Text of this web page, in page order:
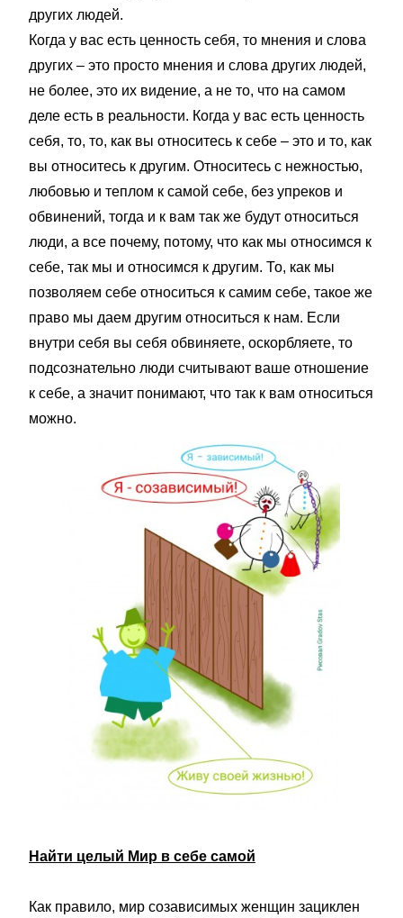
других людей.
Когда у вас есть ценность себя, то мнения и слова
других – это просто мнения и слова других людей,
не более, это их видение, а не то, что на самом
деле есть в реальности. Когда у вас есть ценность
себя, то, то, как вы относитесь к себе – это и то, как
вы относитесь к другим. Относитесь с нежностью,
любовью и теплом к самой себе, без упреков и
обвинений, тогда и к вам так же будут относиться
люди, а все почему, потому, что как мы относимся к
себе, так мы и относимся к другим. То, как мы
позволяем себе относиться к самим себе, такое же
право мы даем другим относиться к нам. Если
внутри себя вы себя обвиняете, оскорбляете, то
подсознательно люди считывают ваше отношение
к себе, а значит понимают, что так к вам относиться
можно.
Найти целый Мир в себе самой
Как правило, мир созависимых женщин зациклен